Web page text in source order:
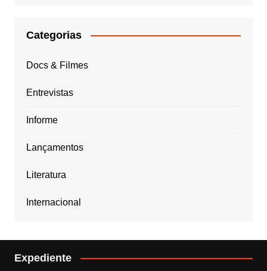
Categorias
Docs & Filmes
Entrevistas
Informe
Lançamentos
Literatura
Internacional
Expediente